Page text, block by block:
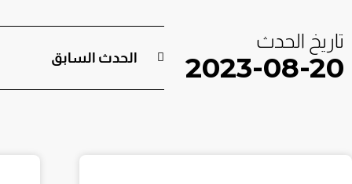
تاريخ الحدث
2023-08-20 الحدث السابق